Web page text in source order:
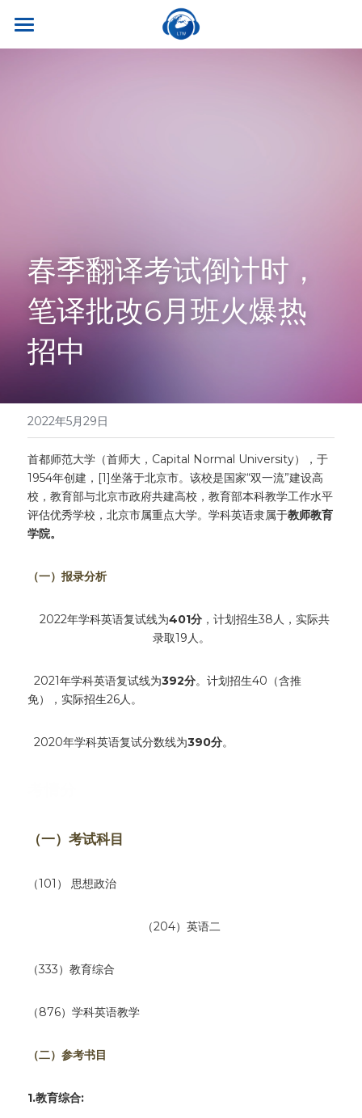
首页
合作伙伴
最新资讯
英语笔译
流利口语
雅思托福
真题系列
双语资料
笔译服务
口译服务
翻译语种
联系我们
春季翻译考试倒计时，
笔译批改6月班火爆热
招中
2022年5月29日
首都师范大学（首师大，Capital Normal University），于
1954年创建，[1]坐落于北京市。该校是国家“双一流”建设高
校，教育部与北京市政府共建高校，教育部本科教学工作水平
评估优秀学校，北京市属重点大学。学科英语隶属于教师教育
学院。
（一）报录分析
  2022年学科英语复试线为
401分，计划招生38人，实际共
录取19人。
  2021年学科英语复试线为
392分。计划招生40（含推
免），实际招生26人。
  2020年学科英语复试分数线为
390分。
（一）考试科目
（101） 思想政治
（204）英语二
（333）教育综合
（876）学科英语教学
（二）参考书目
1.教育综合:
商品分类